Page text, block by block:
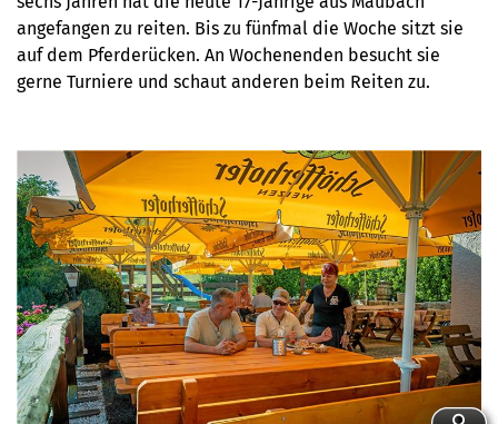
angefangen zu reiten. Bis zu fünfmal die Woche sitzt sie
auf dem Pferderücken. An Wochenenden besucht sie
gerne Turniere und schaut anderen beim Reiten zu.